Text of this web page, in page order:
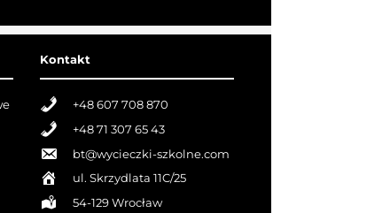
Kontakt
+48 607 708 870
+48 71 307 65 43
bt@wycieczki-szkolne.com
ul. Skrzydlata 11C/25
54-129 Wrocław